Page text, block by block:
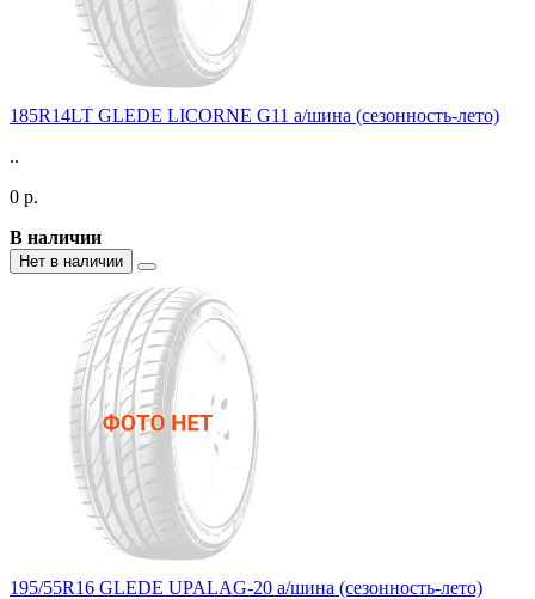
185R14LT GLEDE LICORNE G11 а/шина (сезонность-лето)
..
0 р.
В наличии
Нет в наличии
195/55R16 GLEDE UPALAG-20 а/шина (сезонность-лето)